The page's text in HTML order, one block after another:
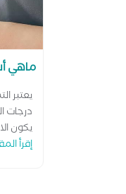
ماهي
يعتبر
درجات
يكون
إقرأ